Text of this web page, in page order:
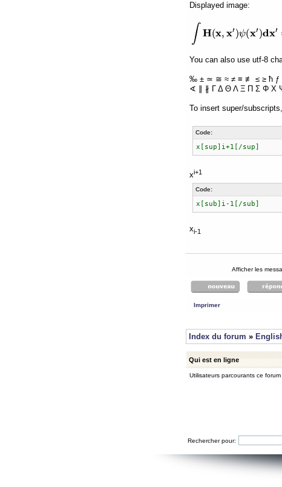
Displayed image:
You can also use utf-8
‰ ± ≃ ≅ ≈ ≠ ≡ ≢ ≤ ≥ ħ
∢ ∥ ∦ Γ Δ Θ Λ Ξ Π Σ Φ Χ
To insert super/
Code:
x[sup]i+1[/sup]
xi+1
Code:
x[sub]i-1[/sub]
xi-1
Afficher les
Imprimer
Index du forum »
Qui est en ligne
Utilisateurs parcourants ce
Rechercher pour: